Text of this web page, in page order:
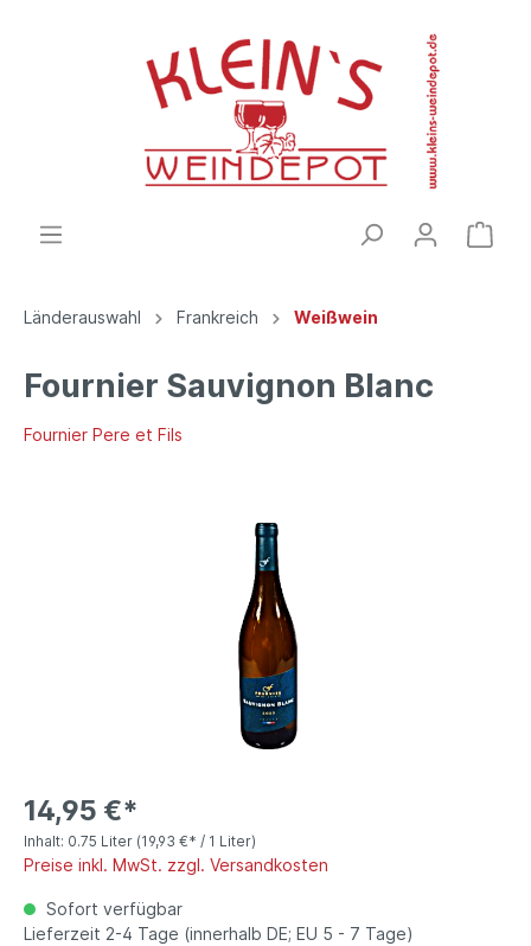
Länderauswahl Frankreich Weißwein
Fournier Sauvignon Blanc
Fournier Pere et Fils
14,95 €*
Inhalt: 0.75 Liter (19,93 €* / 1 Liter)
Preise inkl. MwSt. zzgl. Versandkosten
Sofort verfügbar
Lieferzeit 2-4 Tage (innerhalb DE; EU 5 - 7 Tage)